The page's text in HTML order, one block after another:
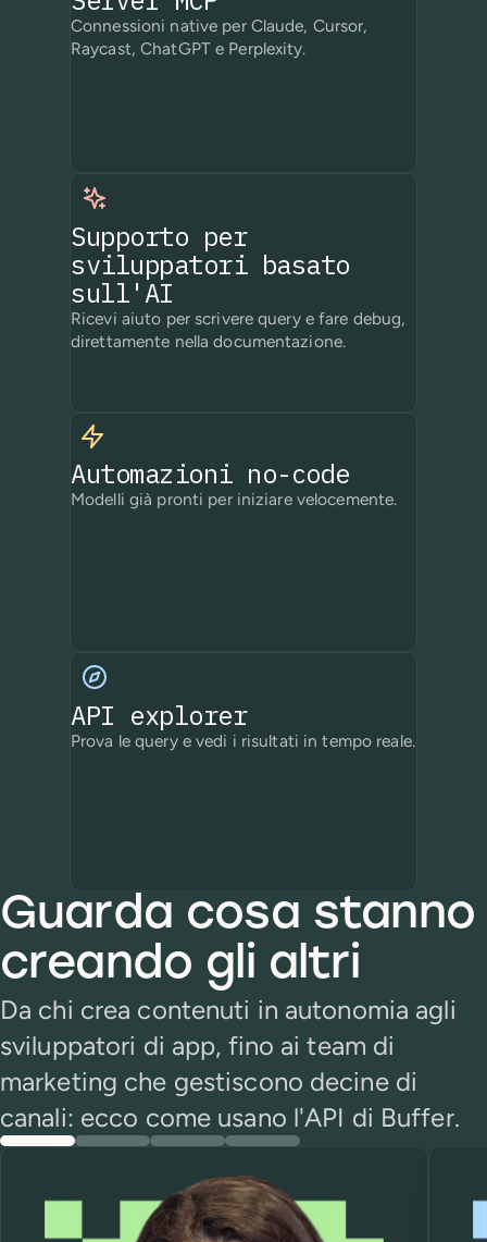
Connessioni native per Claude, Cursor,
Raycast, ChatGPT e Perplexity.
Supporto per
sviluppatori basato
sull'AI
Ricevi aiuto per scrivere query e fare debug,
direttamente nella documentazione.
Automazioni no-code
Modelli già pronti per iniziare velocemente.
API explorer
Prova le query e vedi i risultati in tempo reale.
Guarda cosa stanno
creando gli altri
Da chi crea contenuti in autonomia agli
sviluppatori di app, fino ai team di
marketing che gestiscono decine di
canali: ecco come usano l'API di Buffer.